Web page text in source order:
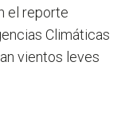
el reporte
Climáticas
vientos leves